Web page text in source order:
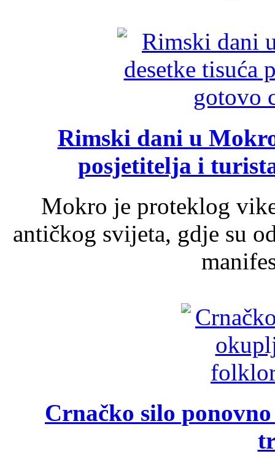
Rimski dani u
posjetitelja i
Mokro je proteklog
antičkog svijeta, gdje su
Crnačko silo